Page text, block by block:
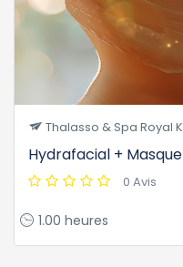
Thalasso & Spa Royal
Hydrafacial +
0 Avis
1.00 heures